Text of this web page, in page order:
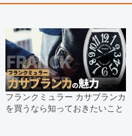
フランクミュラー カサブランカ
を買うなら知っておきたいこと